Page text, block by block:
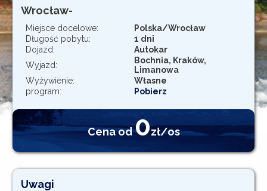
Wrocław-
Miejsce docelowe:
Polska/Wrocław
Długość pobytu:
1 dni
Dojazd:
Autokar
Wyjazd:
Bochnia, Kraków,
Limanowa
Wyżywienie:
Własne
program:
Pobierz
Cena od0zł/os
Uwagi